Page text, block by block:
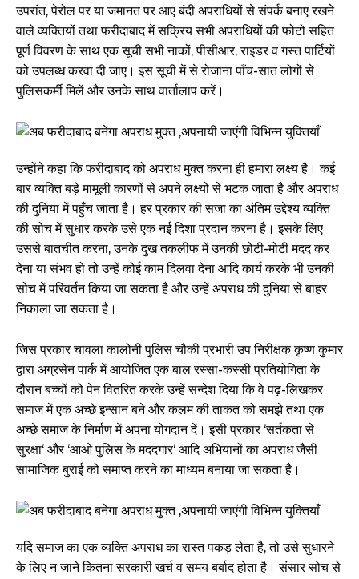
उपरांत, पेरोल पर या जमानत पर आए बंदी अपराधियों से संपर्क बनाए रखने
वाले व्यक्तियों तथा फरीदाबाद में सक्रिय सभी अपराधियों की फोटो सहित
पूर्ण विवरण के साथ एक सूची सभी नाकों, पीसीआर, राइडर व गस्त पार्टियों
को उपलब्ध करवा दी जाए। इस सूची में से रोजाना पाँच-सात लोगों से
पुलिसकर्मी मिलें और उनके साथ वार्तालाप करें।
उन्होंने कहा कि फरीदाबाद को अपराध मुक्त करना ही हमारा लक्ष्य है। कई
बार व्यक्ति बड़े मामूली कारणों से अपने लक्ष्यों से भटक जाता है और अपराध
की दुनिया में पहुँच जाता है। हर प्रकार की सजा का अंतिम उद्देश्य व्यक्ति
की सोच में सुधार करके उसे एक नई दिशा प्रदान करना है। इसके लिए
उससे बातचीत करना, उनके दुख तकलीफ में उनकी छोटी-मोटी मदद कर
देना या संभव हो तो उन्हें कोई काम दिलवा देना आदि कार्य करके भी उनकी
सोच में परिवर्तन किया जा सकता है और उन्हें अपराध की दुनिया से बाहर
निकाला जा सकता है।
जिस प्रकार चावला कालोनी पुलिस चौकी प्रभारी उप निरीक्षक कृष्ण कुमार
द्वारा अग्रसेन पार्क में आयोजित एक बाल रस्सा-कस्सी प्रतियोगिता के
दौरान बच्चों को पेन वितरित करके उन्हें सन्देश दिया कि वे पढ़-लिखकर
समाज में एक अच्छे इन्सान बने और कलम की ताकत को समझे तथा एक
अच्छे समाज के निर्माण में अपना योगदान दें। इसी प्रकार ‘सर्तकता से
सुरक्षा‘ और ‘आओ पुलिस के मददगार‘ आदि अभियानों का अपराध जैसी
सामाजिक बुराई को समाप्त करने का माध्यम बनाया जा सकता है।
यदि समाज का एक व्यक्ति अपराध का रास्त पकड़ लेता है, तो उसे सुधारने
के लिए न जाने कितना सरकारी खर्च व समय बर्बाद होता है। संसार सोच से